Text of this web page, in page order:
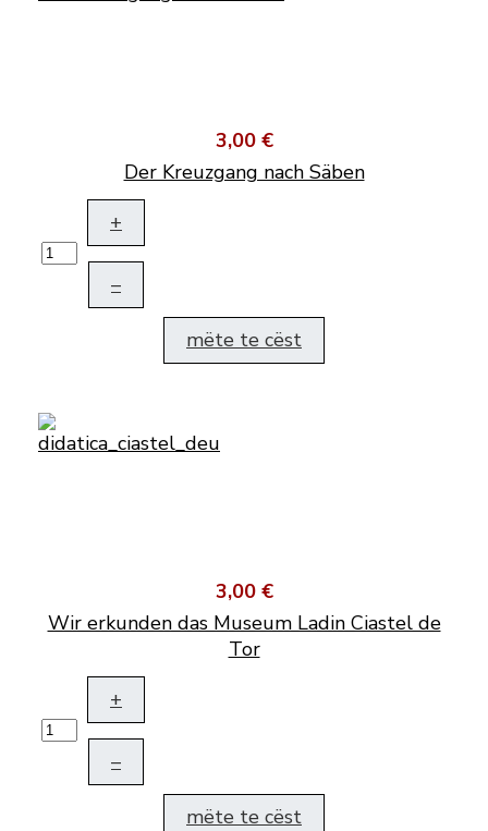
3,00 €
Der Kreuzgang nach Säben
+
–
mëte te cëst
3,00 €
Wir erkunden das Museum Ladin Ciastel de
Tor
+
–
mëte te cëst